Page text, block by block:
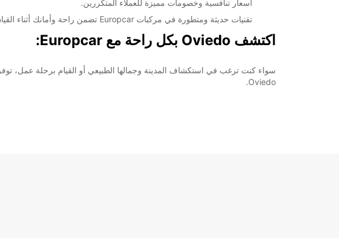
أسعار تنافسية وخصومات مميزة للعملاء المتكررين.
تقنيات حديثة ومتطورة في مركبات Europcar تضمن راحة وأمانك أثناء القيادة.
اكتشف Oviedo بكل راحة مع Europcar:
Oviedo.